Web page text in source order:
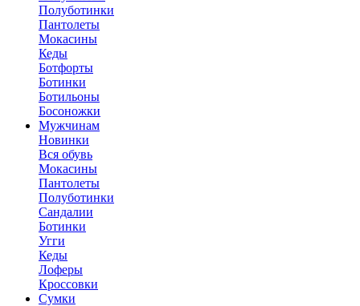
Полуботинки
Пантолеты
Мокасины
Кеды
Ботфорты
Ботинки
Ботильоны
Босоножки
Мужчинам
Новинки
Вся обувь
Мокасины
Пантолеты
Полуботинки
Сандалии
Ботинки
Угги
Кеды
Лоферы
Кроссовки
Сумки